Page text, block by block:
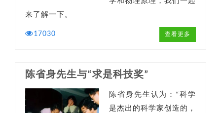
来了解一下。
17030 查看更多
陈省身先生与“求是科技奖”
陈省身先生认为：“科学
是杰出的科学家创造的，